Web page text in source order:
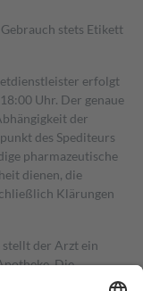
stets Etikett
erfolgt
Uhr. Der genaue
der
des Spediteurs
pharmazeutische
dienen, die
Klärungen
der Arzt ein
Die
der Regel die